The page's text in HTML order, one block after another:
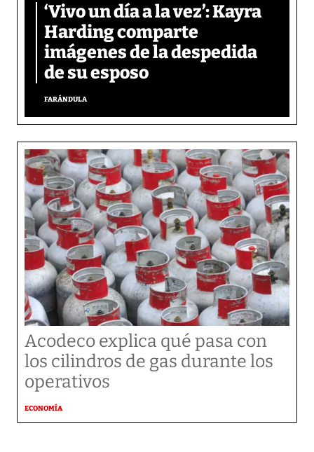
‘Vivo un día a la vez’: Kayra
Harding comparte
imágenes de la despedida
de su esposo
FARÁNDULA
Acodeco explica qué pasa con
los cilindros de gas durante los
operativos
ECONOMÍA